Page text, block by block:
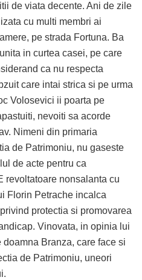
de viata decente. Ani de zile
cu multi membri ai
pe strada Fortuna. Ba
in curtea casei, pe care
ca nu respecta
care intai strica si pe urma
Volosevici ii poarta pe
nevoiti sa acorde
Nimeni din primaria
de Patrimoniu, nu gaseste
de acte pentru ca
revoltatoare nonsalanta cu
Florin Petrache incalca
protectia si promovarea
Vinovata, in opinia lui
doamna Branza, care face si
de Patrimoniu, uneori